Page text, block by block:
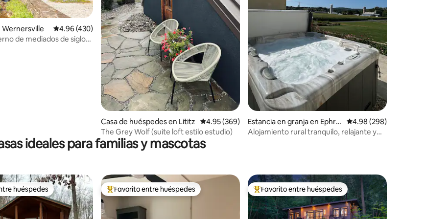
5; 397 evaluaciones
Wernersville Calificación promedio: 4.96 de 5; 430 evaluaciones
4.96 (430)
de mediados de siglo
Casa de huéspedes en Lititz Calificación promedio: 4.95 de 5; 369 evaluaciones
4.95 (369)
The Grey Wolf (suite loft estilo estudio)
Estancia en granja en Ephrat
a
Calificación promedio:
4.98 (298)
Alojamiento rural tranquilo, relajante y
ideales para familias y mascotas
en Favorito entre huéspedes
huéspedes De los mejores en Favorito entre huéspedes
Favorito entre huéspedes De los mejores en Favorito entre huéspedes
Favorito entre huéspedes